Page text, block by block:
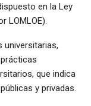
en la Ley
LOMLOE).
universitarias,
que indica
y privadas.